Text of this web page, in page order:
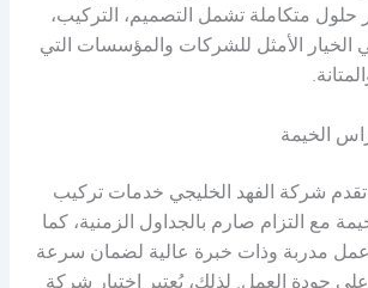
حلول متكاملة تشمل التصميم، التركيب،
الخيار الأمثل للشركات والمؤسسات التي
الخيمة
تقدم شركة الفهد الخليجي خدمات تركيب
مع التزام صارم بالجداول الزمنية، كما
مدربة وذات خبرة عالية لضمان سرعة